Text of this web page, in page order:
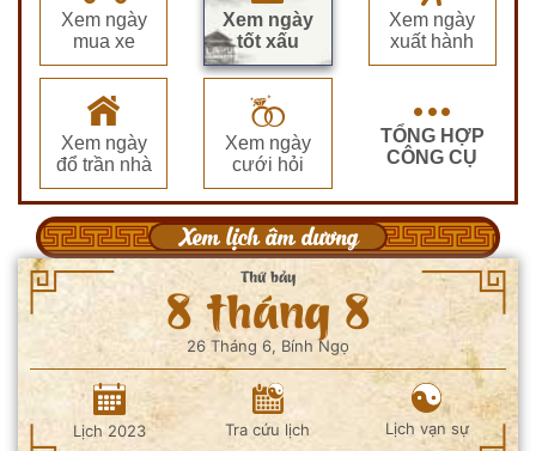
Xem ngày
mua xe
Xem ngày
tốt xấu
Xem ngày
xuất hành
Xem ngày
đổ trần nhà
Xem ngày
cưới hỏi
TỔNG HỢP
CÔNG CỤ
Xem lịch âm dương
Thứ bảy
8 tháng 8
26 Tháng 6, Bính Ngọ
Lịch 2023 Tra cứu lịch Lịch vạn sự